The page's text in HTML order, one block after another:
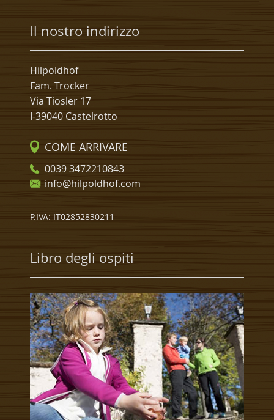
Il nostro indirizzo
Hilpoldhof
Fam. Trocker
Via Tiosler 17
I-39040 Castelrotto
COME ARRIVARE
0039 3472210843
info@hilpoldhof.com
P.IVA: IT02852830211
Libro degli ospiti